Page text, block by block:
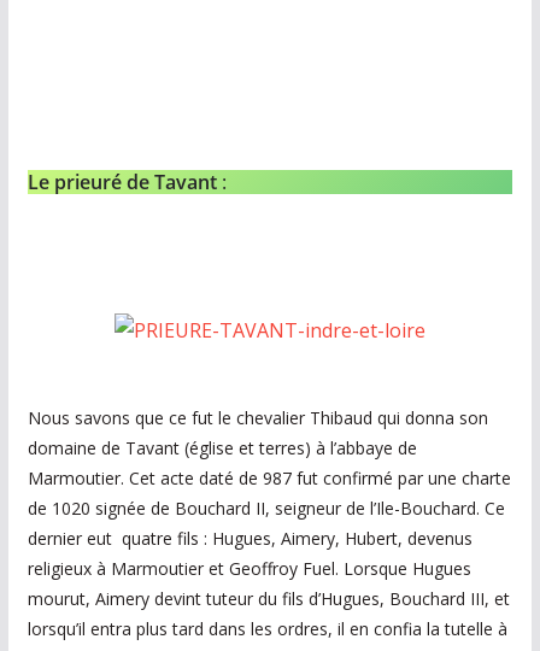
Le prieuré de Tavant:
Nous savons que ce fut le chevalier Thibaud qui donna son
domaine de Tavant (église et terres) à l’abbaye de
Marmoutier. Cet acte daté de 987 fut confirmé par une charte
de 1020 signée de Bouchard II, seigneur de l’Ile-Bouchard. Ce
dernier eut quatre fils : Hugues, Aimery, Hubert, devenus
religieux à Marmoutier et Geoffroy Fuel. Lorsque Hugues
mourut, Aimery devint tuteur du fils d’Hugues, Bouchard III, et
lorsqu’il entra plus tard dans les ordres, il en confia la tutelle à